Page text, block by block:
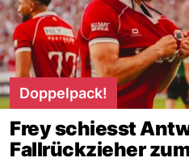
Doppelpack!
Frey schiesst
Fallrückzieher